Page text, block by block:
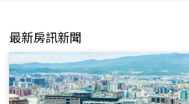
最新房訊新聞